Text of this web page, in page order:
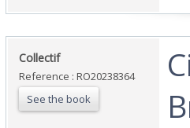
‎Collectif‎
Reference : RO20238364
See the book